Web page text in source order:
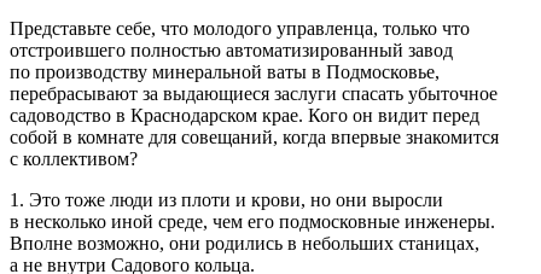
Представьте себе, что молодого управленца, только что
отстроившего полностью автоматизированный завод
по производству минеральной ваты в Подмосковье,
перебрасывают за выдающиеся заслуги спасать убыточное
садоводство в Краснодарском крае. Кого он видит перед
собой в комнате для совещаний, когда впервые знакомится
с коллективом?
1. Это тоже люди из плоти и крови, но они выросли
в несколько иной среде, чем его подмосковные инженеры.
Вполне возможно, они родились в небольших станицах,
а не внутри Садового кольца.